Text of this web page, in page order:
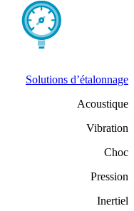
Solutions d’étalonnage
Acoustique
Vibration
Choc
Pression
Inertiel